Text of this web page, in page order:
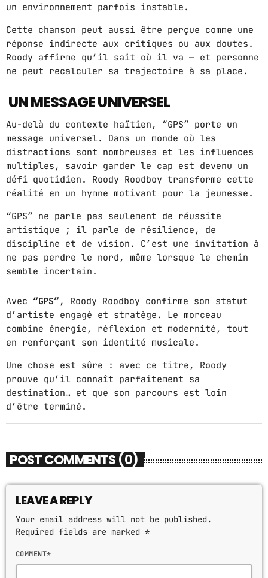
un environnement parfois instable.
Cette chanson peut aussi être perçue comme une
réponse indirecte aux critiques ou aux doutes.
Roody affirme qu’il sait où il va — et personne
ne peut recalculer sa trajectoire à sa place.
UN MESSAGE UNIVERSEL
Au-delà du contexte haïtien, “GPS” porte un
message universel. Dans un monde où les
distractions sont nombreuses et les influences
multiples, savoir garder le cap est devenu un
défi quotidien. Roody Roodboy transforme cette
réalité en un hymne motivant pour la jeunesse.
“GPS” ne parle pas seulement de réussite
artistique ; il parle de résilience, de
discipline et de vision. C’est une invitation à
ne pas perdre le nord, même lorsque le chemin
semble incertain.
Avec “GPS” , Roody Roodboy confirme son statut
d’artiste engagé et stratège. Le morceau
combine énergie, réflexion et modernité, tout
en renforçant son identité musicale.
Une chose est sûre : avec ce titre, Roody
prouve qu’il connaît parfaitement sa
destination… et que son parcours est loin
d’être terminé.
POST COMMENTS (0)
LEAVE A REPLY
Your email address will not be published.
Required fields are marked *
COMMENT*